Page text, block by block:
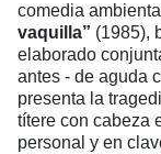
comedia
vaquilla” (1985),
elaborado
antes - de aguda
presenta la
títere con cabeza
personal y en